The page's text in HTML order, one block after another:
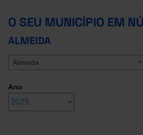
O SEU MUNICÍPIO EM
ALMEIDA
Almeida
Ano